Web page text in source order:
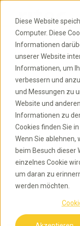
Diese Website
Computer. Diese
Informationen
unserer Website
Informationen, um
verbessern und
und Messungen zu
Website und
Informationen zu
Cookies finden Sie
Wenn Sie
beim Besuch dieser
einzelnes Cookie
um daran zu
werden möchten.
Kategorie